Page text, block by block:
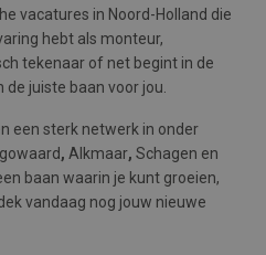
vacatures in Noord-Holland die
hebt als monteur,
tekenaar of net begint in de
juiste baan voor jou.
een sterk netwerk in onder
, Alkmaar, Schagen en
baan waarin je kunt groeien,
vandaag nog jouw nieuwe